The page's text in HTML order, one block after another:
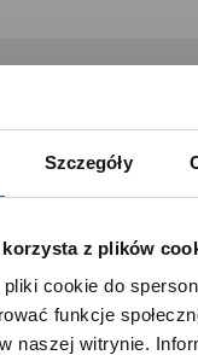
Szczegóły
z plików
cookie do
funkcje
naszej witrynie.
Grupy Zibi